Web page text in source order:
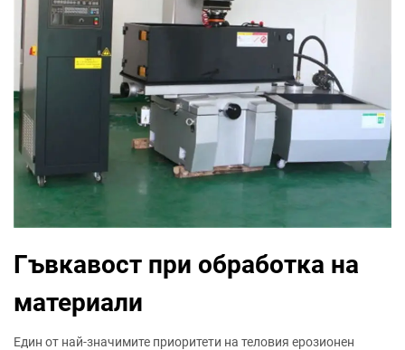
Гъвкавост при обработка на
материали
Един от най-значимите приоритети на теловия ерозионен